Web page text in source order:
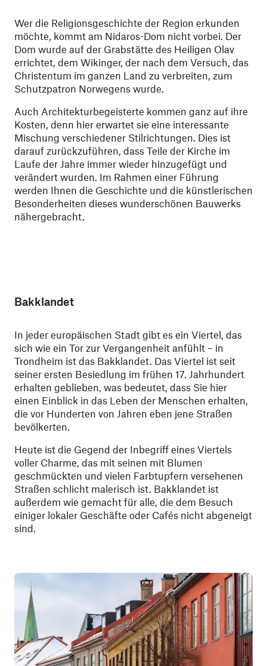
Wer die Religionsgeschichte der Region erkunden
möchte, kommt am Nidaros-Dom nicht vorbei. Der
Dom wurde auf der Grabstätte des Heiligen Olav
errichtet, dem Wikinger, der nach dem Versuch, das
Christentum im ganzen Land zu verbreiten, zum
Schutzpatron Norwegens wurde.
Auch Architekturbegeisterte kommen ganz auf ihre
Kosten, denn hier erwartet sie eine interessante
Mischung verschiedener Stilrichtungen. Dies ist
darauf zurückzuführen, dass Teile der Kirche im
Laufe der Jahre immer wieder hinzugefügt und
verändert wurden. Im Rahmen einer Führung
werden Ihnen die Geschichte und die künstlerischen
Besonderheiten dieses wunderschönen Bauwerks
nähergebracht.
Bakklandet
In jeder europäischen Stadt gibt es ein Viertel, das
sich wie ein Tor zur Vergangenheit anfühlt – in
Trondheim ist das Bakklandet. Das Viertel ist seit
seiner ersten Besiedlung im frühen 17. Jahrhundert
erhalten geblieben, was bedeutet, dass Sie hier
einen Einblick in das Leben der Menschen erhalten,
die vor Hunderten von Jahren eben jene Straßen
bevölkerten.
Heute ist die Gegend der Inbegriff eines Viertels
voller Charme, das mit seinen mit Blumen
geschmückten und vielen Farbtupfern versehenen
Straßen schlicht malerisch ist. Bakklandet ist
außerdem wie gemacht für alle, die dem Besuch
einiger lokaler Geschäfte oder Cafés nicht abgeneigt
sind.